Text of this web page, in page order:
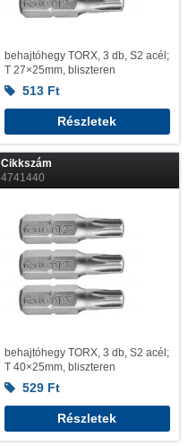
behajtóhegy TORX, 3 db, S2 acél;
T 27×25mm, bliszteren
513 Ft
Részletek
Cikkszám
4741440
behajtóhegy TORX, 3 db, S2 acél;
T 40×25mm, bliszteren
529 Ft
Részletek